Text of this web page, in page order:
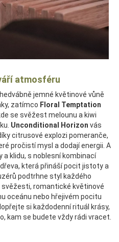
atmosféru
jemné květinové vůně
zatímco Floral Temptation
se svěžest melounu a kiwi
Unconditional Horizon vás
citrusové explozi pomeranče,
pročistí mysl a dodají energii. A
a klidu, s noblesní kombinací
která přináší pocit jistoty a
podtrhne styl každého
romantické květinové
oceánu nebo hřejivém pocitu
si každodenní rituál krásy,
kam se budete vždy rádi vracet.